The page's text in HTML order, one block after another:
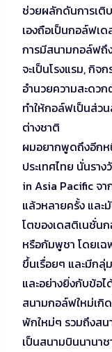
ช่วยผลักดันการเติ
เองถือเป็นกอล์ฟเ
การมีสนามกอล์ฟถึ
จะเป็นโรงแรม, กิจ
อำนวยความสะดว
ทำให้กอล์ฟเป็นส่ว
ต่างชาติ
ผมอยากพูดถึงอีกห
ประเทศไทย นั่นรา
in Asia Pacific จา
แล้วหลายครั้ง และ
โตของเดสติเนชั่น
หรือกัมพูชา โดยเฉ
ขึ้นเรื่อยๆ และมีกลุ่
และอย่างยิ่งกับข้อ
สนามกอล์ฟใหม่เกิ
พักใหม่ๆ รวมถึงสน
เป็นสนามบินนานา